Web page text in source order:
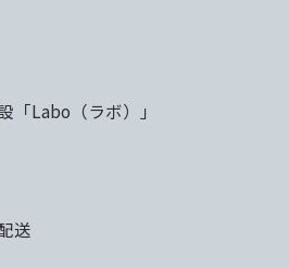
「Labo（ラボ）」
送